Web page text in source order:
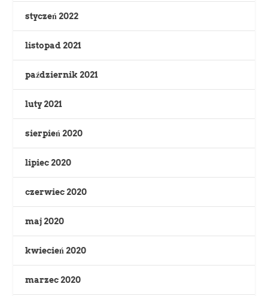
styczeń 2022
listopad 2021
październik 2021
luty 2021
sierpień 2020
lipiec 2020
czerwiec 2020
maj 2020
kwiecień 2020
marzec 2020